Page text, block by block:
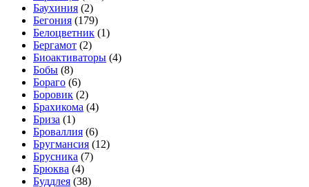
Баухиния (2)
Бегония (179)
Белоцветник (1)
Бергамот (2)
Биоактиваторы (4)
Бобы (8)
Бораго (6)
Боровик (2)
Брахикома (4)
Бриза (1)
Броваллия (6)
Бругмансия (12)
Брусника (7)
Брюква (4)
Буддлея (38)